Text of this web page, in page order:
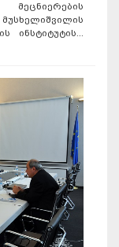
ინსტიტუტის...